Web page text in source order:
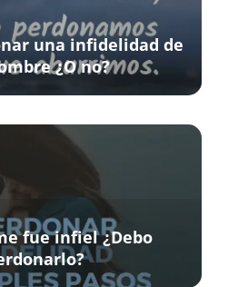
una infidelidad de
¿O no?
fue infiel ¿Debo